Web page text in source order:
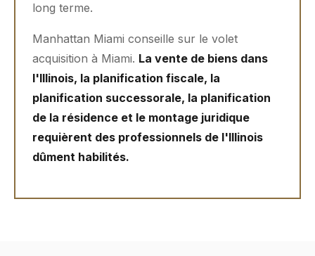
long terme.
Manhattan Miami conseille sur le volet
acquisition à Miami. La vente de biens dans
l'Illinois, la planification fiscale, la
planification successorale, la planification
de la résidence et le montage juridique
requièrent des professionnels de l'Illinois
dûment habilités.